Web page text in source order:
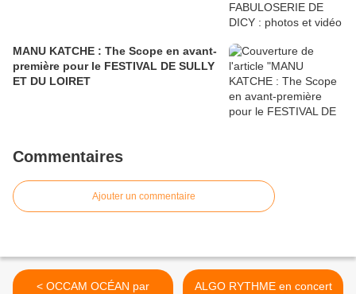
MANU KATCHE : The Scope en avant-
première pour le FESTIVAL DE SULLY
ET DU LOIRET
Commentaires
Ajouter un commentaire
< OCCAM OCÉAN par
ALGO RYTHME en concert